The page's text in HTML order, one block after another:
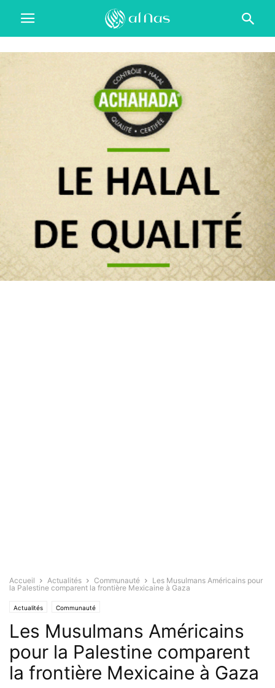
Accueil Actualités Communauté
Les Musulmans Américains pour
la Palestine comparent la frontière Mexicaine à Gaza
Actualités Communauté
Les Musulmans Américains
pour la Palestine comparent
la frontière Mexicaine à Gaza